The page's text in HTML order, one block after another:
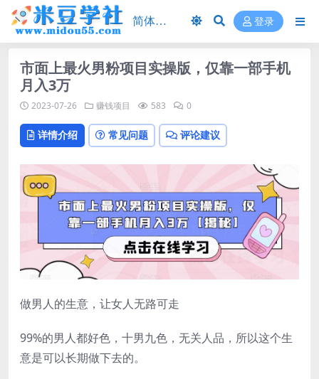
登录
市面上最火男粉项目实操版，仅靠一部手机
月入3万
2023-07-26 赚钱项目 583 0
详情介绍 常见问题 评论建议
做男人的生意，让女人无路可走
99%的男人都好色，十男九色，无关人品，所以这个生
意是可以长期做下去的。